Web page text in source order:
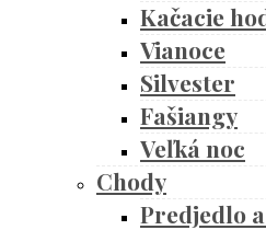
Kačacie
Vianoce
Silvester
Fašiangy
Veľká noc
Chody
Predjedlo